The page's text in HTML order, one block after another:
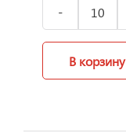
В корзину